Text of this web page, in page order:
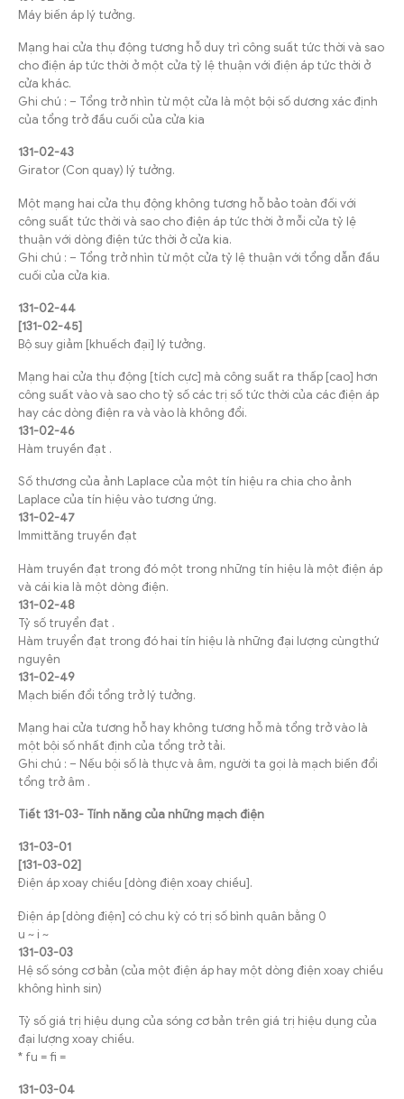
Máy biến áp lý tưởng.
Mạng hai cửa thụ động tương hỗ duy trì công suất tức thời và sao
cho điện áp tức thời ở một cửa tỷ lệ thuận với điện áp tức thời ở
cửa khác.
Ghi chú : – Tổng trở nhìn từ một cửa là một bội số dương xác định
của tổng trở đầu cuối của cửa kia
131-02-43
Girator (Con quay) lý tưởng.
Một mạng hai cửa thụ động không tương hỗ bảo toàn đối với
công suất tức thời và sao cho điện áp tức thời ở mỗi cửa tỷ lệ
thuận với dòng điện tức thời ở cửa kia.
Ghi chú : – Tổng trở nhìn từ một cửa tỷ lệ thuận với tổng dẫn đầu
cuối của cửa kia.
131-02-44
[131-02-45]
Bộ suy giảm [khuếch đại] lý tưởng.
Mạng hai cửa thụ động [tích cực] mà công suất ra thấp [cao] hơn
công suất vào và sao cho tỷ số các trị số tức thời của các điện áp
hay các dòng điện ra và vào là không đổi.
131-02-46
Hàm truyền đạt .
Số thương của ảnh Laplace của một tín hiệu ra chia cho ảnh
Laplace của tín hiệu vào tương ứng.
131-02-47
Immittăng truyền đạt
Hàm truyền đạt trong đó một trong những tín hiệu là một điện áp
và cái kia là một dòng điện.
131-02-48
Tỷ số truyển đạt .
Hàm truyển đạt trong đó hai tín hiệu là những đại lượng cùngthứ
nguyên
131-02-49
Mạch biến đổi tổng trở lý tưởng.
Mạng hai cửa tương hỗ hay không tương hỗ mà tổng trở vào là
một bội số nhất định của tổng trở tải.
Ghi chú : – Nếu bội số là thực và âm, người ta gọi là mạch biến đổi
tổng trở âm .
Tiết 131-03- Tính năng của những mạch điện
131-03-01
[131-03-02]
Điện áp xoay chiều [dòng điện xoay chiều].
Điện áp [dòng điện] có chu kỳ có trị số bình quân bằng 0
u ~ i ~
131-03-03
Hệ số sóng cơ bản (của một điện áp hay một dòng điện xoay chiều
không hình sin)
Tỷ số giá trị hiệu dụng của sóng cơ bản trên giá trị hiệu dụng của
đại lượng xoay chiều.
* fu = fi =
131-03-04